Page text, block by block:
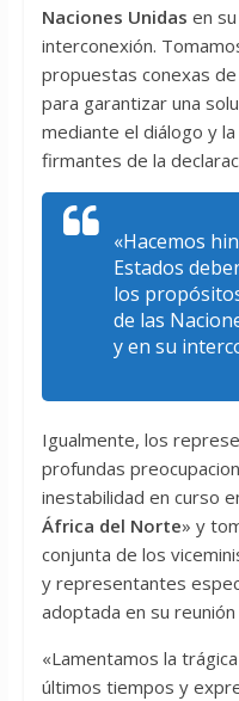
Naciones Unidas en
interconexión.
propuestas conexas
para garantizar una
mediante el diálogo y
firmantes de la
«Hacemos
Estados
los
de las
y en su
Igualmente, los
profundas
inestabilidad en curso
África del Norte» y
conjunta de los
y representantes
adoptada en su
«Lamentamos la
últimos tiempos y